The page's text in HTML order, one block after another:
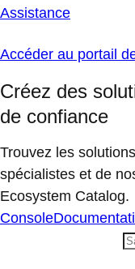
Assistance
Accéder au portail
Créez des
de confiance
Trouvez les
spécialistes et de
Ecosystem Catalog.
Console